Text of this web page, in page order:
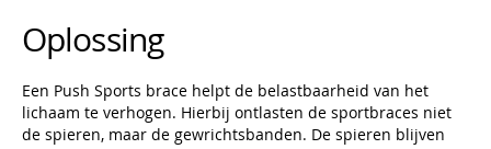
Oplossing
Een Push Sports brace helpt de belastbaarheid van het
lichaam te verhogen. Hierbij ontlasten de sportbraces niet
de spieren, maar de gewrichtsbanden. De spieren blijven